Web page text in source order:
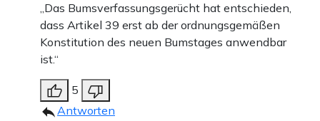
„Das Bumsverfassungsgerücht hat entschieden,
dass Artikel 39 erst ab der ordnungsgemäßen
Konstitution des neuen Bumstages anwendbar
ist.“
5
Antworten